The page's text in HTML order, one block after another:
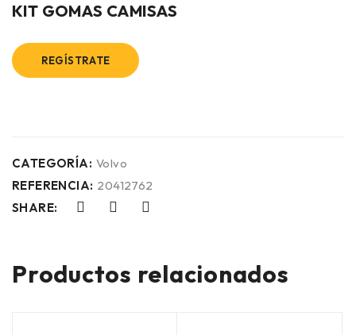
KIT GOMAS CAMISAS
REGÍSTRATE
CATEGORÍA: Volvo
REFERENCIA: 20412762
SHARE:
Productos relacionados